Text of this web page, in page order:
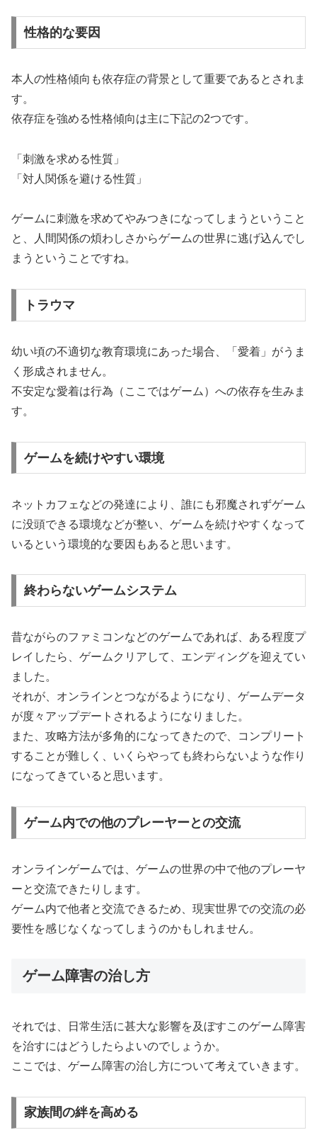
性格的な要因
本人の性格傾向も依存症の背景として重要であるとされま
す。
依存症を強める性格傾向は主に下記の2つです。
「刺激を求める性質」
「対人関係を避ける性質」
ゲームに刺激を求めてやみつきになってしまうということ
と、人間関係の煩わしさからゲームの世界に逃げ込んでし
まうということですね。
トラウマ
幼い頃の不適切な教育環境にあった場合、「愛着」がうま
く形成されません。
不安定な愛着は行為（ここではゲーム）への依存を生みま
す。
ゲームを続けやすい環境
ネットカフェなどの発達により、誰にも邪魔されずゲーム
に没頭できる環境などが整い、ゲームを続けやすくなって
いるという環境的な要因もあると思います。
終わらないゲームシステム
昔ながらのファミコンなどのゲームであれば、ある程度プ
レイしたら、ゲームクリアして、エンディングを迎えてい
ました。
それが、オンラインとつながるようになり、ゲームデータ
が度々アップデートされるようになりました。
また、攻略方法が多角的になってきたので、コンプリート
することが難しく、いくらやっても終わらないような作り
になってきていると思います。
ゲーム内での他のプレーヤーとの交流
オンラインゲームでは、ゲームの世界の中で他のプレーヤ
ーと交流できたりします。
ゲーム内で他者と交流できるため、現実世界での交流の必
要性を感じなくなってしまうのかもしれません。
ゲーム障害の治し方
それでは、日常生活に甚大な影響を及ぼすこのゲーム障害
を治すにはどうしたらよいのでしょうか。
ここでは、ゲーム障害の治し方について考えていきます。
家族間の絆を高める